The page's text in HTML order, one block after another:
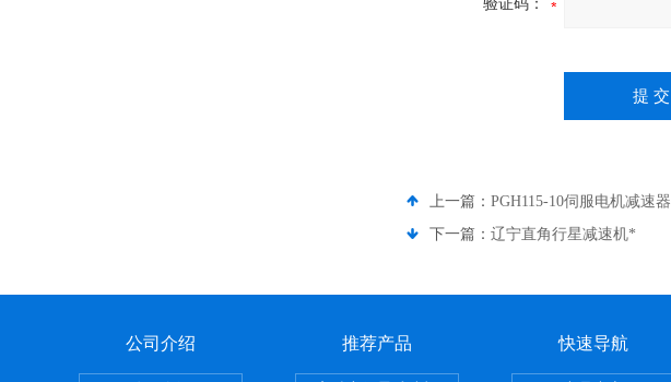
验证码：
上一篇： PGH115-10伺服电机减速器
下一篇： 辽宁直角行星减速机*
公司介绍 推荐产品 快速导航